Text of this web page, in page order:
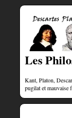
Les
Kant, Platon,
pugilat et mauvaise